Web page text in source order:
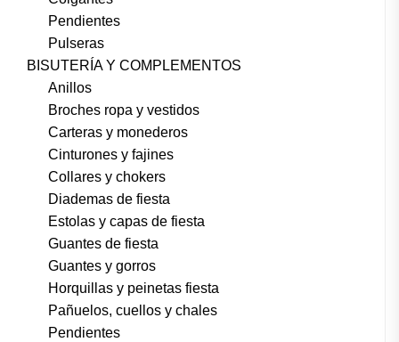
Pendientes
Pulseras
BISUTERÍA Y COMPLEMENTOS
Anillos
Broches ropa y vestidos
Carteras y monederos
Cinturones y fajines
Collares y chokers
Diademas de fiesta
Estolas y capas de fiesta
Guantes de fiesta
Guantes y gorros
Horquillas y peinetas fiesta
Pañuelos, cuellos y chales
Pendientes